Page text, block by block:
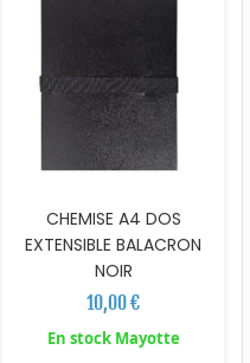
CHEMISE A4 DOS
EXTENSIBLE BALACRON
NOIR
10,00 €
En stock Mayotte